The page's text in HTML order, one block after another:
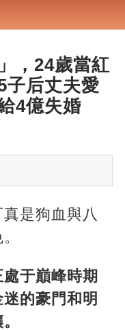
，24歲當紅
子后丈夫愛
4億失婚
是狗血與八
于巔峰時期
的豪門和明